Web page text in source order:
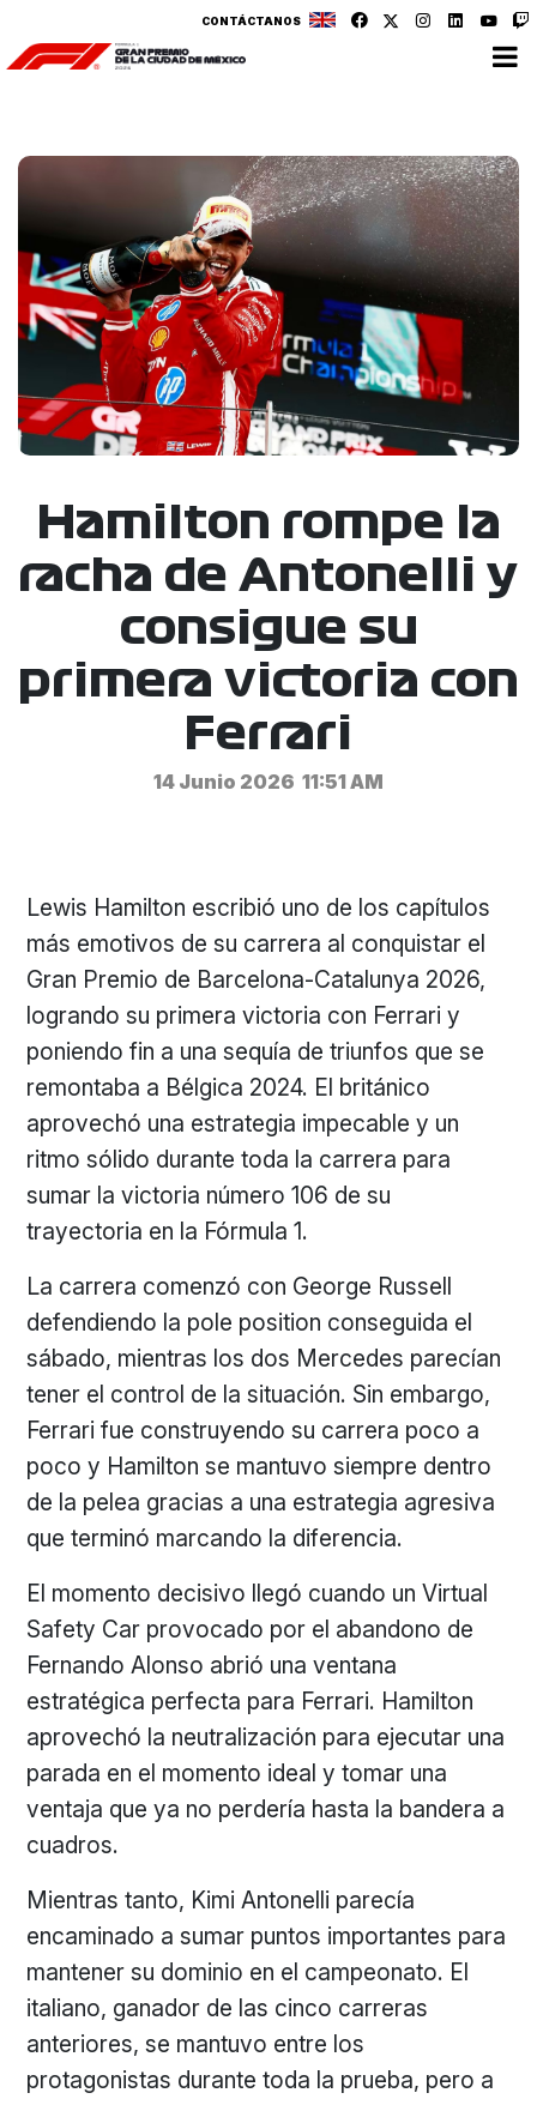
CONTÁCTANOS
Hamilton rompe la
racha de Antonelli y
consigue su
primera victoria con
Ferrari
14 Junio 2026 11:51 AM
Lewis Hamilton escribió uno de los capítulos
más emotivos de su carrera al conquistar el
Gran Premio de Barcelona-Catalunya 2026,
logrando su primera victoria con Ferrari y
poniendo fin a una sequía de triunfos que se
remontaba a Bélgica 2024. El británico
aprovechó una estrategia impecable y un
ritmo sólido durante toda la carrera para
sumar la victoria número 106 de su
trayectoria en la Fórmula 1.
La carrera comenzó con George Russell
defendiendo la pole position conseguida el
sábado, mientras los dos Mercedes parecían
tener el control de la situación. Sin embargo,
Ferrari fue construyendo su carrera poco a
poco y Hamilton se mantuvo siempre dentro
de la pelea gracias a una estrategia agresiva
que terminó marcando la diferencia.
El momento decisivo llegó cuando un Virtual
Safety Car provocado por el abandono de
Fernando Alonso abrió una ventana
estratégica perfecta para Ferrari. Hamilton
aprovechó la neutralización para ejecutar una
parada en el momento ideal y tomar una
ventaja que ya no perdería hasta la bandera a
cuadros.
Mientras tanto, Kimi Antonelli parecía
encaminado a sumar puntos importantes para
mantener su dominio en el campeonato. El
italiano, ganador de las cinco carreras
anteriores, se mantuvo entre los
protagonistas durante toda la prueba, pero a